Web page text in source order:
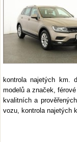
kontrola najetých km.
modelů a značek,
kvalitních a
vozu, kontrola najetých